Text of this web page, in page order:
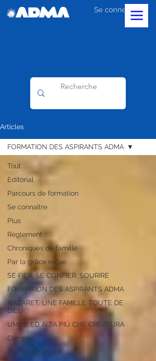
Se connecter
Articles
Tout
Editorial
Parcours de formation
Se connaître
Plus
Règlement
Chroniques de famille
Par la grâce reçue
SE FIER, SE CONFIER, SOURIRE
FORMATION DES ASPIRANTS ADMA
NAZARET. UNE FAMILLE TOUTE DE
DIEU
UMILE ED ALTA PIÙ CHE CREATURA
Congrès
Alphabet familial
FORMATION DES ASPIRANTS ADMA